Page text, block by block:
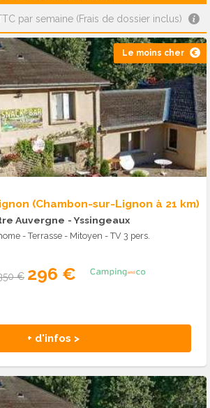
par semaine (Frais de dossier inclus)
Le moins cher
(Chambon-sur-Lignon à 21 km)
Auvergne - Yssingeaux
- Terrasse - Mitoyen - TV 3 pers.
€ 296 €
+ d'infos >